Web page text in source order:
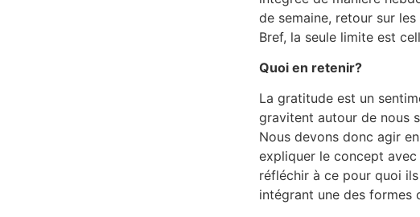
de semaine, retour sur
Bref, la seule limite est
Quoi en retenir?
La gratitude est un
gravitent autour de nous
Nous devons donc agir
expliquer le concept
réfléchir à ce pour quoi
intégrant une des formes